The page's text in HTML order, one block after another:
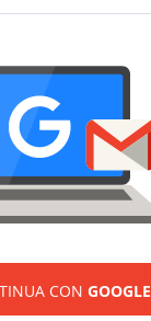
CON GOOGLE